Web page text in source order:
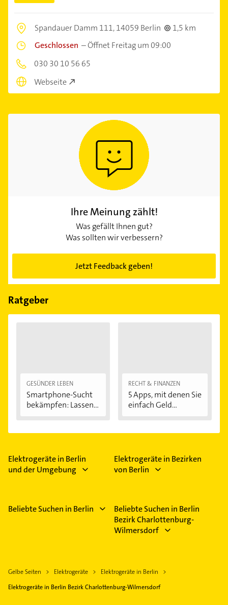
Spandauer Damm 111,14059 Berlin
1,5 km
Geschlossen –Öffnet Freitag um 09:00
030 30 10 56 65
Webseite
Ihre Meinung zählt!
Was gefällt Ihnen gut?
Was sollten wir verbessern?
Jetzt Feedback geben!
Ratgeber
GESÜNDER LEBEN
Smartphone-Sucht
bekämpfen: Lassen...
RECHT & FINANZEN
5 Apps, mit denen Sie
einfach Geld...
Elektrogeräte in Berlin
und der Umgebung
Elektrogeräte in Bezirken
von Berlin
Beliebte Suchen in Berlin
Beliebte Suchen in Berlin
Bezirk Charlottenburg-
Wilmersdorf
Gelbe Seiten Elektrogeräte
Elektrogeräte in Berlin
Elektrogeräte in Berlin Bezirk Charlottenburg-Wilmersdorf